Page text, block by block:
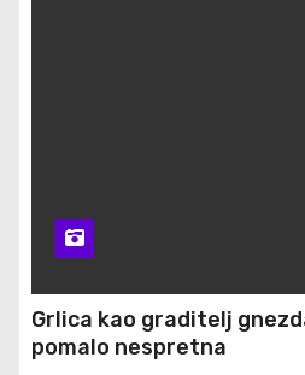
Grlica kao graditelj
pomalo nespretna